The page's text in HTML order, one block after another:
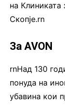
на
Скопје.rn
За AVON
rnНад 130
понуда на
убавина кои